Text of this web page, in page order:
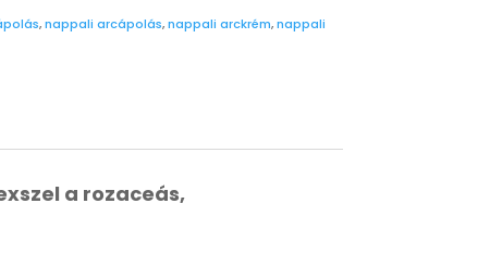
,nappali arcápolás,nappali arckrém,nappali
a rozaceás,